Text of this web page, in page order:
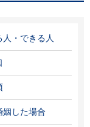
人・できる人
姻した場合